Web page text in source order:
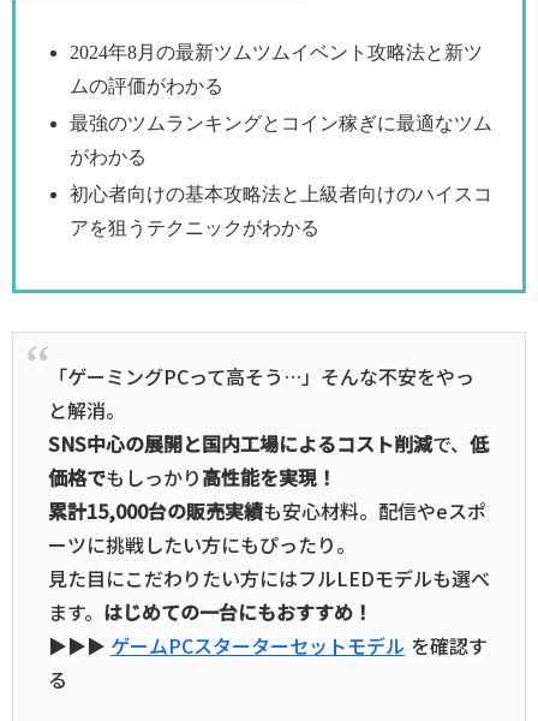
2024年8月の最新ツムツムイベント攻略法と新ツ
ムの評価がわかる
最強のツムランキングとコイン稼ぎに最適なツム
がわかる
初心者向けの基本攻略法と上級者向けのハイスコ
アを狙うテクニックがわかる
「ゲーミングPCって高そう…」そんな不安をやっ
と解消。
SNS中心の展開と国内工場によるコスト削減で、 低
価格でもしっかり高性能を実現！
累計15,000台の販売実績も安心材料。配信やeスポ
ーツに挑戦したい方にもぴったり。
見た目にこだわりたい方にはフルLEDモデルも選べ
ます。 はじめての一台にもおすすめ！
▶▶▶ ゲームPCスターターセットモデル を確認す
る